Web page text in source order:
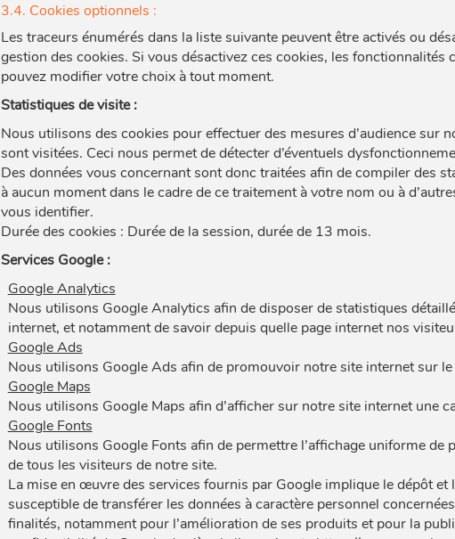
3.4. Cookies optionnels :
Les traceurs énumérés dans la liste suivante peuvent être activés ou
gestion des cookies. Si vous désactivez ces cookies, les
pouvez modifier votre choix à tout moment.
Statistiques de visite :
Nous utilisons des cookies pour effectuer des mesures d’audience sur
sont visitées. Ceci nous permet de détecter d’éventuels
Des données vous concernant sont donc traitées afin de compiler des
à aucun moment dans le cadre de ce traitement à votre nom ou à
vous identifier.
Durée des cookies : Durée de la session, durée de 13 mois.
Services Google :
Google Analytics
Nous utilisons Google Analytics afin de disposer de statistiques
internet, et notamment de savoir depuis quelle page internet nos
Google Ads
Nous utilisons Google Ads afin de promouvoir notre site internet sur
Google Maps
Nous utilisons Google Maps afin d’afficher sur notre site internet une
Google Fonts
Nous utilisons Google Fonts afin de permettre l’affichage uniforme
de tous les visiteurs de notre site.
La mise en œuvre des services fournis par Google implique le dépôt
susceptible de transférer les données à caractère personnel
finalités, notamment pour l’amélioration de ses produits et pour la